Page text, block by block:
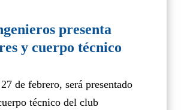
presenta
y cuerpo técnico
de febrero, será presentado
técnico del club